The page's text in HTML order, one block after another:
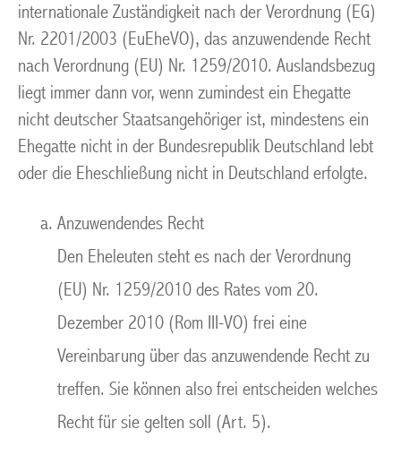
internationale Zuständigkeit nach der Verordnung (EG)
Nr. 2201/2003 (EuEheVO), das anzuwendende Recht
nach Verordnung (EU) Nr. 1259/2010. Auslandsbezug
liegt immer dann vor, wenn zumindest ein Ehegatte
nicht deutscher Staatsangehöriger ist, mindestens ein
Ehegatte nicht in der Bundesrepublik Deutschland lebt
oder die Eheschließung nicht in Deutschland erfolgte.
Anzuwendendes Recht
Den Eheleuten steht es nach der Verordnung
(EU) Nr. 1259/2010 des Rates vom 20.
Dezember 2010 (Rom III-VO) frei eine
Vereinbarung über das anzuwendende Recht zu
treffen. Sie können also frei entscheiden welches
Recht für sie gelten soll (Art. 5).